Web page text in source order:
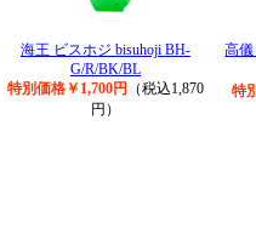
海王 ビスホジ bisuhoji BH-
G/R/BK/BL
特別価格￥1,700円
（税込1,870
円）
高
特